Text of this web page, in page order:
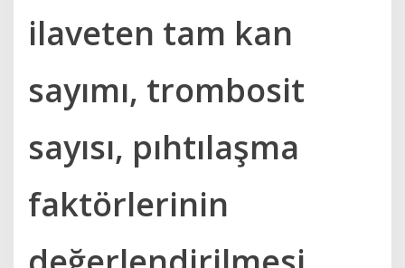
ilaveten tam kan
sayımı, trombosit
sayısı, pıhtılaşma
faktörlerinin